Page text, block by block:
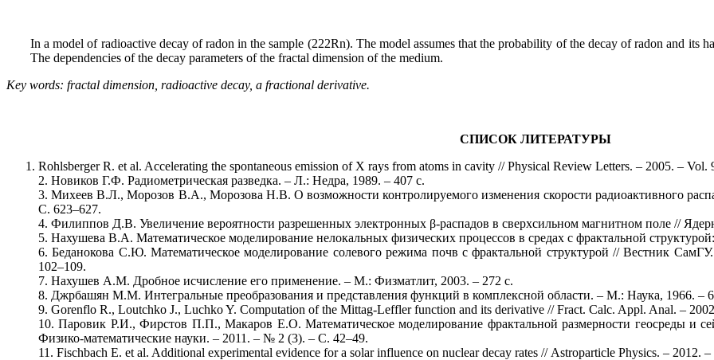
In a model of radioactive decay of radon in the sample (222Rn). The model assumes that the probability of the decay of radon and its
The dependencies of the decay parameters of the fractal dimension of the medium.
Key words: fractal dimension, radioactive decay, a fractional derivative.
СПИСОК ЛИТЕРАТУРЫ
Rohlsberger R. et al. Accelerating the spontaneous emission of X rays from atoms in cavity // Physical Review Letters. – 2005. – Vol.
2. Новиков Г.Ф. Радиометрическая разведка. – Л.: Недра, 1989. – 407 с.
3. Михеев В.Л., Морозов В.А., Морозова Н.В. О возможности контролируемого изменения скорости радиоактивного
С. 623–627.
4. Филиппов Д.В. Увеличение вероятности разрешенных электронных β-распадов в сверхсильном магнитном поле //
5. Нахушева В.А. Математическое моделирование нелокальных физических процессов в средах с фрактальной
6. Беданокова С.Ю. Математическое моделирование солевого режима почв с фрактальной структурой // Вестник
102–109.
7. Нахушев А.М. Дробное исчисление его применение. – М.: Физматлит, 2003. – 272 с.
8. Джрбашян М.М. Интегральные преобразования и представления функций в комплексной области. – М.: Наука, 1966. –
9. Gorenflo R., Loutchko J., Luchko Y. Computation of the Mittag-Leffler function and its derivative // Fract. Calc. Appl. Anal. –
10. Паровик Р.И., Фирстов П.П., Макаров Е.О. Математическое моделирование фрактальной размерности геосреды
Физико-математические науки. – 2011. – № 2 (3). – С. 42–49.
11. Fischbach E. et al. Additional experimental evidence for a solar influence on nuclear decay rates // Astroparticle Physics. – 2012.